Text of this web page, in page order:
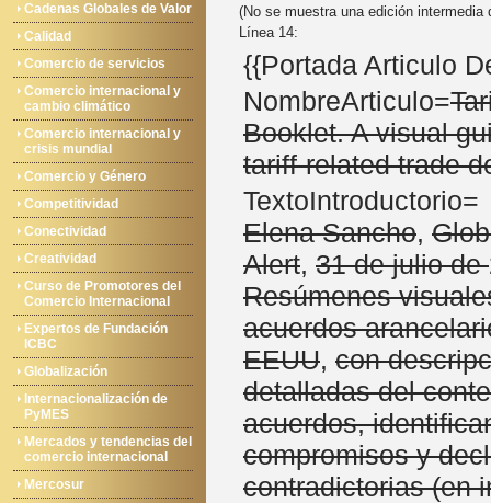
Cadenas Globales de Valor
Calidad
Comercio de servicios
Comercio internacional y
cambio climático
Comercio internacional y
crisis mundial
Comercio y Género
Competitividad
Conectividad
Creatividad
Curso de Promotores del
Comercio Internacional
Expertos de Fundación
ICBC
Globalización
Internacionalización de
PyMES
Mercados y tendencias del
comercio internacional
Mercosur
(No se muestra una edición intermedia
Línea 14:
{{Portada Articulo
NombreArticulo=
Booklet. A visual
tariff-related trade
Elena Sancho,
Alert, 31 de julio de
Resúmenes
acuerdos
EEUU, con
detalladas del
acuerdos,
compromisos y
contradictorias (en